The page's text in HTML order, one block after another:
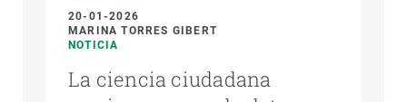
20-01-2026
MARINA TORRES GIBERT
NOTICIA
La ciencia ciudadana